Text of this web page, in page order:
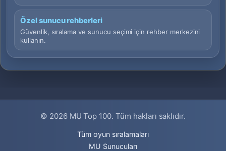
Özel sunucu rehberleri
Güvenlik, sıralama ve sunucu seçimi için rehber merkezini
kullanın.
© 2026 MU Top 100. Tüm hakları saklıdır.
Tüm oyun sıralamaları
MU Sunucuları